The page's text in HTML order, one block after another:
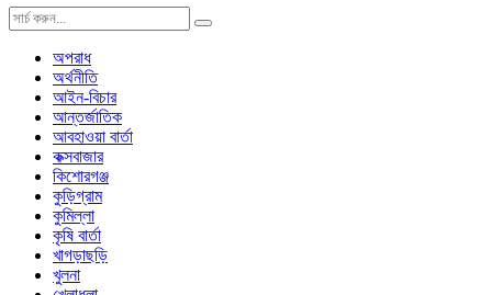
অপরাধ
অর্থনীতি
আইন-বিচার
আন্তর্জাতিক
আবহাওয়া বার্তা
কক্সবাজার
কিশোরগঞ্জ
কুড়িগ্রাম
কুমিল্লা
কৃষি বার্তা
খাগড়াছড়ি
খুলনা